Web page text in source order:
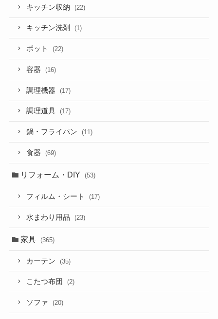
キッチン収納 (22)
キッチン洗剤 (1)
ポット (22)
容器 (16)
調理機器 (17)
調理道具 (17)
鍋・フライパン (11)
食器 (69)
リフォーム・DIY (53)
フィルム・シート (17)
水まわり用品 (23)
家具 (365)
カーテン (35)
こたつ布団 (2)
ソファ (20)